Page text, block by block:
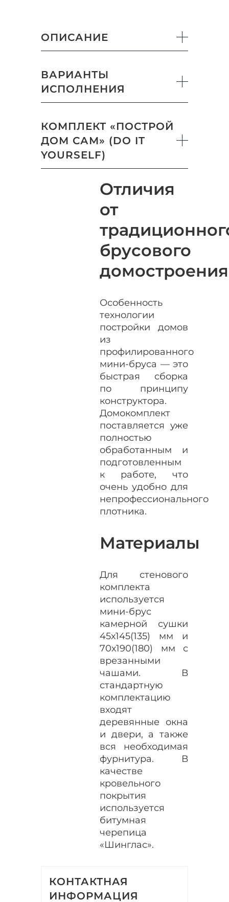
ОПИСАНИЕ
ВАРИАНТЫ
ИСПОЛНЕНИЯ
КОМПЛЕКТ «ПОСТРОЙ
ДОМ САМ» (DO IT
YOURSELF)
Отличия
от
брусового
домостроения
Особенность
технологии
постройки домов
из
профилированного
мини-бруса — это
быстрая сборка
по принципу
конструктора.
Домокомплект
поставляется уже
полностью
обработанным и
подготовленным
к работе, что
очень удобно для
непрофессионального
плотника.
Материалы
Для стенового
комплекта
используется
мини-брус
камерной сушки
45х145(135) мм и
70х190(180) мм с
врезанными
чашами. В
стандартную
комплектацию
входят
деревянные окна
и двери, а также
вся необходимая
фурнитура. В
качестве
кровельного
покрытия
используется
битумная
черепица
«Шинглас».
КОНТАКТНАЯ
ИНФОРМАЦИЯ